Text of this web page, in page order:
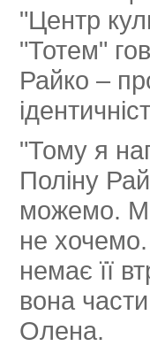
"Центр
"Тотем"
Райко –
"Тому я
Поліну
можемо.
не
немає її
вона
Олена.